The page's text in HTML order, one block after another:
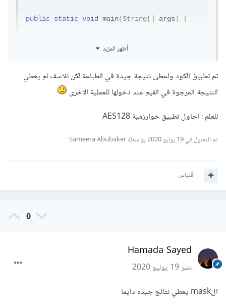
public static void main(String[] args) {
ing
(- 125 0xff ));
أظهر المزيد
تم تطبيق الكود واعطى نتيجة جيدة في الطباعة لكن للاسف لم يعطي
النتيجة المرجوة في القيم عند دخولها للعملية الاخرى
للعلم : احاول تطبيق خوارزمية AES128
تم التعديل في19 يوليو 2020 بواسطة Sameera Abubaker
اقتباس
0
Hamada Sayed
نشر19 يوليو 2020
الmask يعطي نتائج جيده دايما